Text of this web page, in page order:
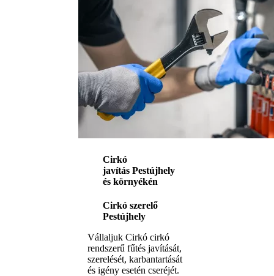
Cirkó
javítás Pestújhely
és környékén
Cirkó szerelő
Pestújhely
Vállaljuk Cirkó cirkó
rendszerű fűtés javítását,
szerelését, karbantartását
és igény esetén cseréjét.